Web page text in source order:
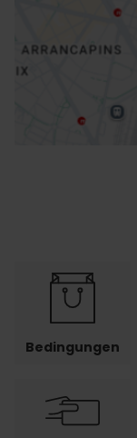
Richtungen
Bedingungen